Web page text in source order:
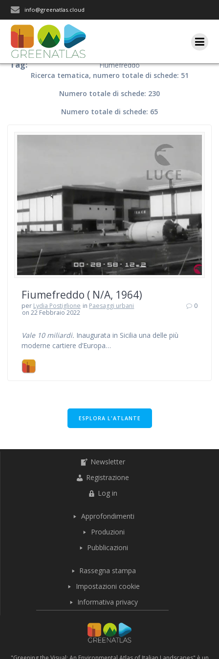
info@greenatlas.cloud
Tag:
Fiumefreddo
Ricerca tematica, numero totale di schede: 51
Numero totale di schede: 230
Numero totale di schede: 65
Fiumefreddo ( N/A, 1964)
per Lydia Postiglione in Paesaggi urbani
on 22 Febbraio 2022
0
Vale 10 miliardi. Inaugurata in Sicilia una delle più
moderne cartiere d’Europa…
ESPLORA L'ATLANTE
Newsletter
Registrazione
Log in
Approfondimenti
Produzioni
Pubblicazioni
Rassegna stampa
Impostazioni cookie
Informativa privacy